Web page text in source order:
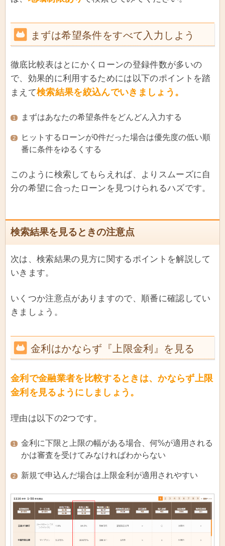
まずは希望条件をすべて入力しよう
徹底比較表はとにかくローンの登録件数が多いの
で、効果的に利用するためには以下のポイントを踏
まえて検索結果を絞込んでいきましょう。
1 まずはあなたの希望条件をどんどん入力する
2
ヒットするローンが0件だった場合は優先度の低い順
番に条件をゆるくする
このように検索してもらえれば、よりスムーズに自
分の希望に合ったローンを見つけられるハズです。
検索結果を見るときの注意点
次は、検索結果の見方に関するポイントを解説して
いきます。
いくつか注意点がありますので、順番に確認してい
きましょう。
金利はかならず『上限金利』を見る
金利で金融業者を比較するときは、かならず上限
金利を見るようにしましょう。
理由は以下の2つです。
1
金利に下限と上限の幅がある場合、何%が適用される
かは審査を受けてみなければわからない
2 新規で申込んだ場合は上限金利が適用されやすい